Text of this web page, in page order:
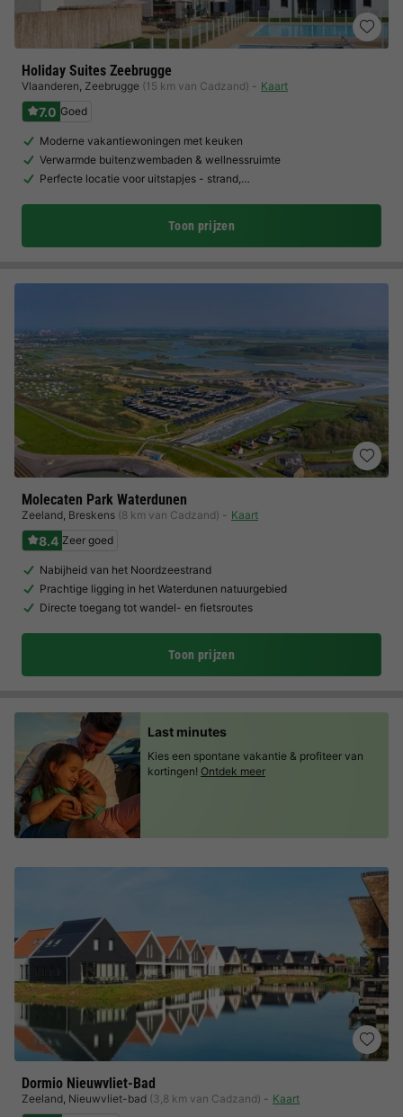
Holiday Suites Zeebrugge
Vlaanderen, Zeebrugge (15 km van Cadzand) Kaart
7.0 Goed
Moderne vakantiewoningen met keuken
Verwarmde buitenzwembaden & wellnessruimte
Perfecte locatie voor uitstapjes - strand,…
Toon prijzen
Molecaten Park Waterdunen
Zeeland, Breskens (8 km van Cadzand) Kaart
8.4 Zeer goed
Nabijheid van het Noordzeestrand
Prachtige ligging in het Waterdunen natuurgebied
Directe toegang tot wandel- en fietsroutes
Toon prijzen
Dormio Nieuwvliet-Bad
Zeeland, Nieuwvliet-bad (3,8 km van Cadzand) Kaart
Last minutes
Kies een spontane vakantie & profiteer van
kortingen! Ontdek meer